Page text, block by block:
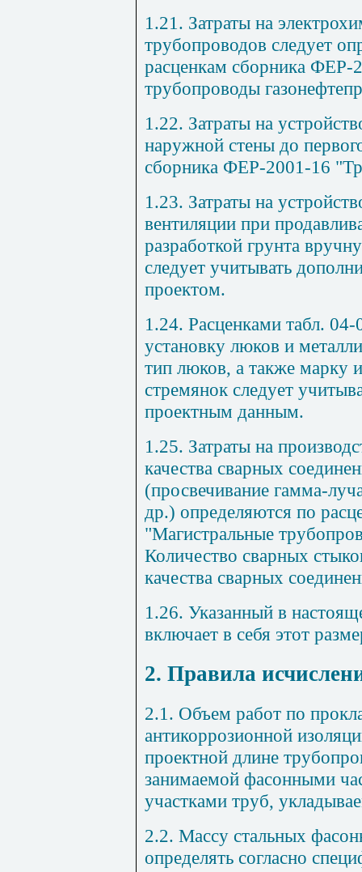
1.21. Затраты на
трубопроводов следует
расценкам сборника ФЕР-
трубопроводы
1.22. Затраты на
наружной стены до
сборника ФЕР-2001-16
1.23. Затраты на
вентиляции при
разработкой грунта
следует учитывать
проектом.
1.24. Расценками табл. 04-
установку люков и
тип люков, а также марку
стремянок следует
проектным данным.
1.25. Затраты на
качества сварных
(просвечивание гамма-
др.) определяются по
"Магистральные
Количество сварных
качества сварных
1.26. Указанный в
включает в себя этот
2. Правила
2.1. Объем работ по
антикоррозионной
проектной длине
занимаемой фасонными
участками труб,
2.2. Массу стальных
определять согласно